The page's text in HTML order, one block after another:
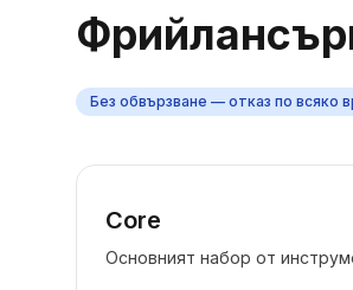
Без обвързване — отказ по всяко
Core
Основният набор от